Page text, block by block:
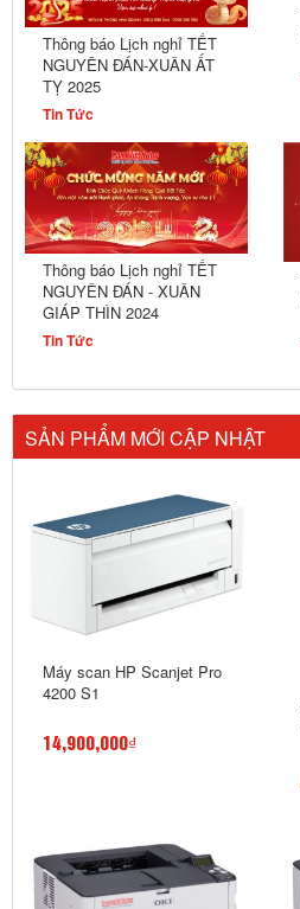
Thông báo Lịch nghỉ TẾT
NGUYÊN ĐÁN-XUÂN ẤT
TỴ 2025
Tin Tức
Thông báo Lịch nghỉ TẾT
NGUYÊN ĐÁN - XUÂN
GIÁP THÌN 2024
Tin Tức
SẢN PHẨM MỚI CẬP NHẬT
Máy scan HP Scanjet Pro
4200 S1
14,900,000₫